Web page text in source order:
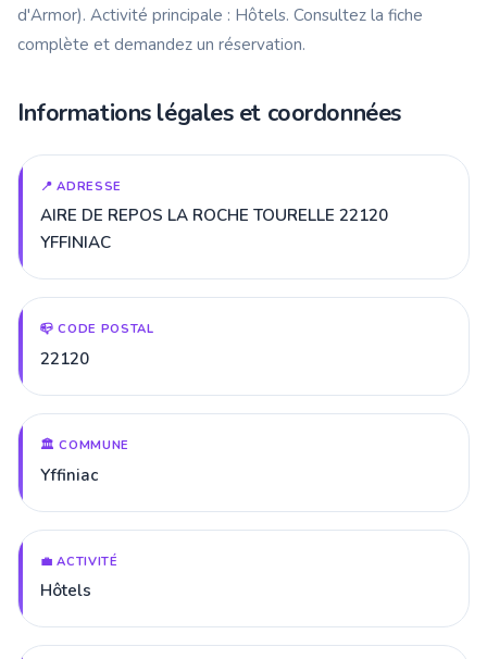
d'Armor). Activité principale : Hôtels. Consultez la fiche
complète et demandez un réservation.
Informations légales et coordonnées
📍 ADRESSE
AIRE DE REPOS LA ROCHE TOURELLE 22120
YFFINIAC
📪 CODE POSTAL
22120
🏛️ COMMUNE
Yffiniac
💼 ACTIVITÉ
Hôtels